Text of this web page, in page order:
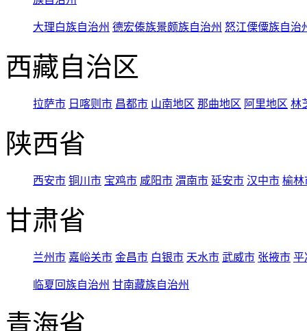
大理白族自治州 德宏傣族景颇族自治州 怒江傈僳族自治
西藏自治区
拉萨市 日喀则市 昌都市 山南地区 那曲地区 阿里地区 林
陕西省
西安市 铜川市 宝鸡市 咸阳市 渭南市 延安市 汉中市 榆林
甘肃省
兰州市 嘉峪关市 金昌市 白银市 天水市 武威市 张掖市 平
临夏回族自治州 甘南藏族自治州
青海省